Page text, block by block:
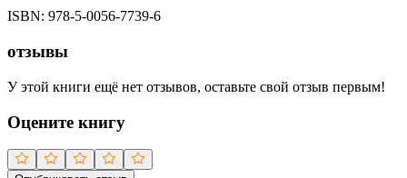
ISBN: 978-5-0056-7739-6
отзывы
У этой книги ещё нет отзывов, оставьте свой отзыв первым!
Оцените книгу